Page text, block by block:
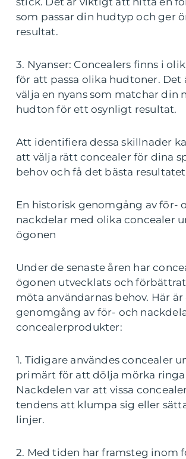
som passar din hudtyp och ger
resultat.
3. Nyanser: Concealers finns i
för att passa olika hudtoner.
välja en nyans som matchar din
hudton för ett osynligt resultat.
Att identifiera dessa skillnader
att välja rätt concealer för dina
behov och få det bästa
En historisk genomgång av för-
nackdelar med olika concealer
ögonen
Under de senaste åren har
ögonen utvecklats och
möta användarnas behov. Här
genomgång av för- och
concealerprodukter:
1. Tidigare användes concealer
primärt för att dölja mörka
Nackdelen var att vissa
tendens att klumpa sig eller
linjer.
2. Med tiden har framsteg inom